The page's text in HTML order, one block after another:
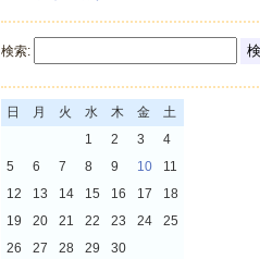
検索:
日 月 火 水 木 金 土
1 2 3
4
5
6 7 8 9 10
11
12
13 14 15 16 17
18
19
20 21 22 23 24
25
26
27 28 29 30